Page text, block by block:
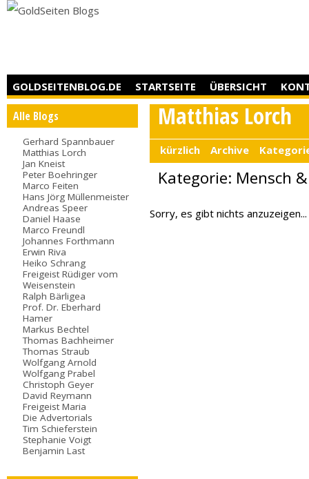
GOLDSEITENBLOG.DE STARTSEITE ÜBERSICHT
Alle Blogs
Gerhard Spannbauer
Matthias Lorch
Jan Kneist
Peter Boehringer
Marco Feiten
Hans Jörg Müllenmeister
Andreas Speer
Daniel Haase
Marco Freundl
Johannes Forthmann
Erwin Riva
Heiko Schrang
Freigeist Rüdiger vom
Weisenstein
Ralph Bärligea
Prof. Dr. Eberhard
Hamer
Markus Bechtel
Thomas Bachheimer
Thomas Straub
Wolfgang Arnold
Wolfgang Prabel
Christoph Geyer
David Reymann
Freigeist Maria
Die Advertorials
Tim Schieferstein
Stephanie Voigt
Benjamin Last
Matthias Lorch
kürzlich Archive
Kategorie: Mensch
Sorry, es gibt nichts anzuzeigen...